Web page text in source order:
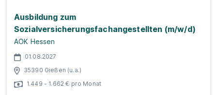
Ausbildung zum
Sozialversicherungsfachangestellten (m/w/d)
AOK Hessen
01.08.2027
35390 Gießen (u.a.)
1.449 - 1.662 € pro Monat